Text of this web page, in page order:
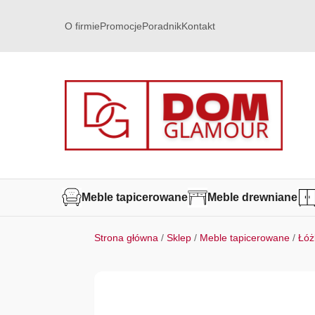
O firmiePromocjePoradnikKontakt
Meble tapicerowane Meble drewniane
Strona główna /Sklep / Meble tapicerowane /